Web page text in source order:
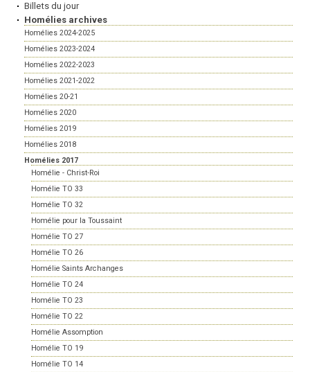
Billets du jour
Homélies archives
Homélies 2024-2025
Homélies 2023-2024
Homélies 2022-2023
Homélies 2021-2022
Homélies 20-21
Homélies 2020
Homélies 2019
Homélies 2018
Homélies 2017
Homélie - Christ-Roi
Homélie TO 33
Homélie TO 32
Homélie pour la Toussaint
Homélie TO 27
Homélie TO 26
Homélie Saints Archanges
Homélie TO 24
Homélie TO 23
Homélie TO 22
Homélie Assomption
Homélie TO 19
Homélie TO 14